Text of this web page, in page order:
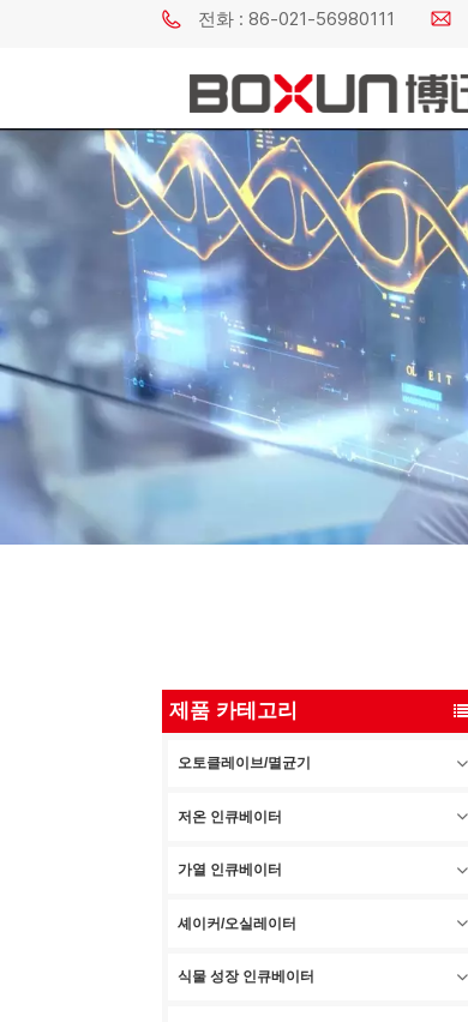
전화 : 86-021-56980111
제품 카테고리
오토클레이브/멸균기
저온 인큐베이터
가열 인큐베이터
셰이커/오실레이터
식물 성장 인큐베이터